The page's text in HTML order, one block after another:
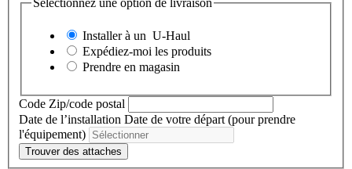
Sélectionnez une option de livraison
Installer à un U-Haul
Expédiez-moi les produits
Prendre en magasin
Code Zip/code postal
Date de l’installation Date de votre départ (pour prendre
l'équipement)
Trouver des attaches